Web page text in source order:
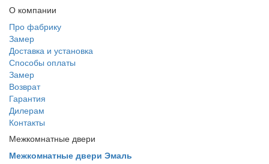
О компании
Про фабрику
Замер
Доставка и установка
Способы оплаты
Замер
Возврат
Гарантия
Дилерам
Контакты
Межкомнатные двери
Межкомнатные двери Эмаль